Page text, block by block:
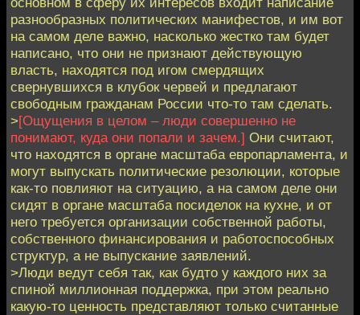
разнообразных политических манифестов, и им вот
на самом деле важно, насколько жестко там будет
написано, что они не признают действующую
власть, находятся под игом смердящих
свернувшихся в клубок червей и предлагают
свободным гражданам России что-то там сделать.
>[Ощущения в целом – люди совершенно не
понимают, куда они попали и зачем.] Они считают,
что находятся в органе масштаба европарламента, и
могут выпускать политические резолюции, которые
как-то повлияют на ситуацию, а на самом деле они
сидят в органе масштаба посиделок на кухне, и от
него требуется организации собственной работы,
собственного финансирования и работоспособных
структур, а не выпускание заявлений.
>Люди ведут себя так, как будто у каждого них за
спиной миллионная поддержка, при этом реально
какую-то ценность представляют только считанные